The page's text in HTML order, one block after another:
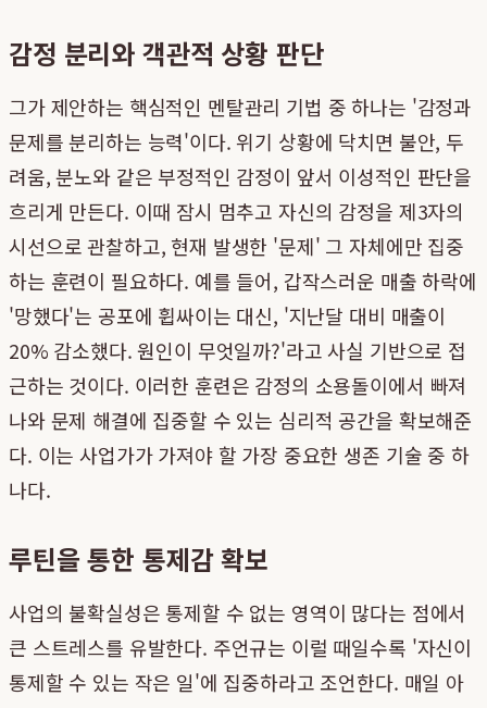
감정 분리와 객관적 상황 판단
그가 제안하는 핵심적인 멘탈관리 기법 중 하나는 '감정과
문제를 분리하는 능력'이다. 위기 상황에 닥치면 불안, 두
려움, 분노와 같은 부정적인 감정이 앞서 이성적인 판단을
흐리게 만든다. 이때 잠시 멈추고 자신의 감정을 제3자의
시선으로 관찰하고, 현재 발생한 '문제' 그 자체에만 집중
하는 훈련이 필요하다. 예를 들어, 갑작스러운 매출 하락에
'망했다'는 공포에 휩싸이는 대신, '지난달 대비 매출이
20% 감소했다. 원인이 무엇일까?'라고 사실 기반으로 접
근하는 것이다. 이러한 훈련은 감정의 소용돌이에서 빠져
나와 문제 해결에 집중할 수 있는 심리적 공간을 확보해준
다. 이는 사업가가 가져야 할 가장 중요한 생존 기술 중 하
나다.
루틴을 통한 통제감 확보
사업의 불확실성은 통제할 수 없는 영역이 많다는 점에서
큰 스트레스를 유발한다. 주언규는 이럴 때일수록 '자신이
통제할 수 있는 작은 일'에 집중하라고 조언한다. 매일 아